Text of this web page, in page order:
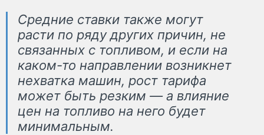
Средние ставки также могут
расти по ряду других причин, не
связанных с топливом, и если на
каком-то направлении возникнет
нехватка машин, рост тарифа
может быть резким — а влияние
цен на топливо на него будет
минимальным.